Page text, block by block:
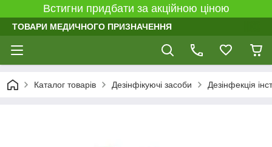
Встигни придбати за акційною ціною
ТОВАРИ МЕДИЧНОГО ПРИЗНАЧЕННЯ
Каталог товарів Дезінфікуючі засоби Дезінфекція